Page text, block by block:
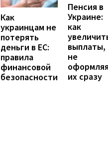
Как
украинцам не
потерять
деньги в ЕС:
правила
финансовой
безопасности
Пенсия в
Украине:
как
выплаты,
не
их сразу